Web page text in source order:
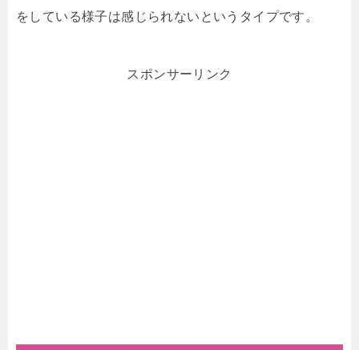
をしている様子は感じられないというタイプです。
スポンサーリンク